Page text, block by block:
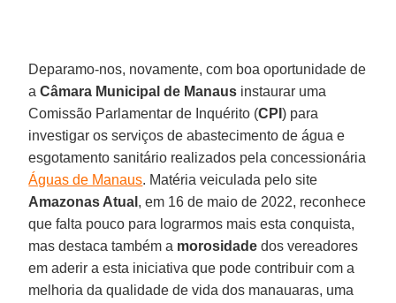
Deparamo-nos, novamente, com boa oportunidade de
aCâmara Municipal de Manaus instaurar uma
Comissão Parlamentar de Inquérito (CPI) para
investigar os serviços de abastecimento de água e
esgotamento sanitário realizados pela concessionária
Águas de Manaus. Matéria veiculada pelo site
Amazonas Atual , em 16 de maio de 2022, reconhece
que falta pouco para lograrmos mais esta conquista,
mas destaca também a morosidade dos vereadores
em aderir a esta iniciativa que pode contribuir com a
melhoria da qualidade de vida dos manauaras, uma